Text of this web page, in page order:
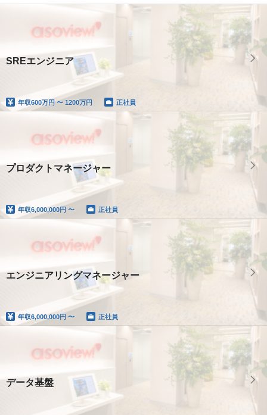
SREエンジニア
年収600万円 〜 1200万円 正社員
プロダクトマネージャー
年収6,000,000円 〜 正社員
エンジニアリングマネージャー
年収6,000,000円 〜 正社員
データ基盤